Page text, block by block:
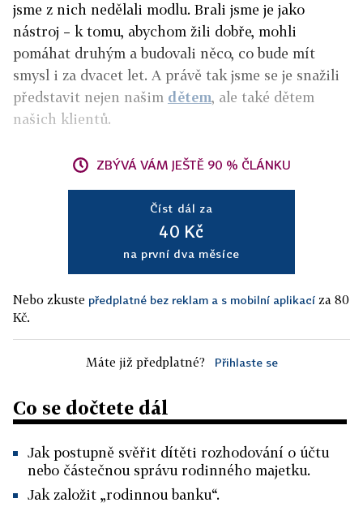
jsme z nich nedělali modlu. Brali jsme je jako
nástroj – k tomu, abychom žili dobře, mohli
pomáhat druhým a budovali něco, co bude mít
smysl i za dvacet let. A právě tak jsme se je snažili
představit nejen našim dětem, ale také dětem
našich klientů.
ZBÝVÁ VÁM JEŠTĚ 90 % ČLÁNKU
Číst dál za
40 Kč
na první dva měsíce
Nebo zkuste předplatné bez reklam a s mobilní aplikací za 80
Kč.
Máte již předplatné? Přihlaste se
Co se dočtete dál
Jak postupně svěřit dítěti rozhodování o účtu
nebo částečnou správu rodinného majetku.
Jak založit „rodinnou banku“.